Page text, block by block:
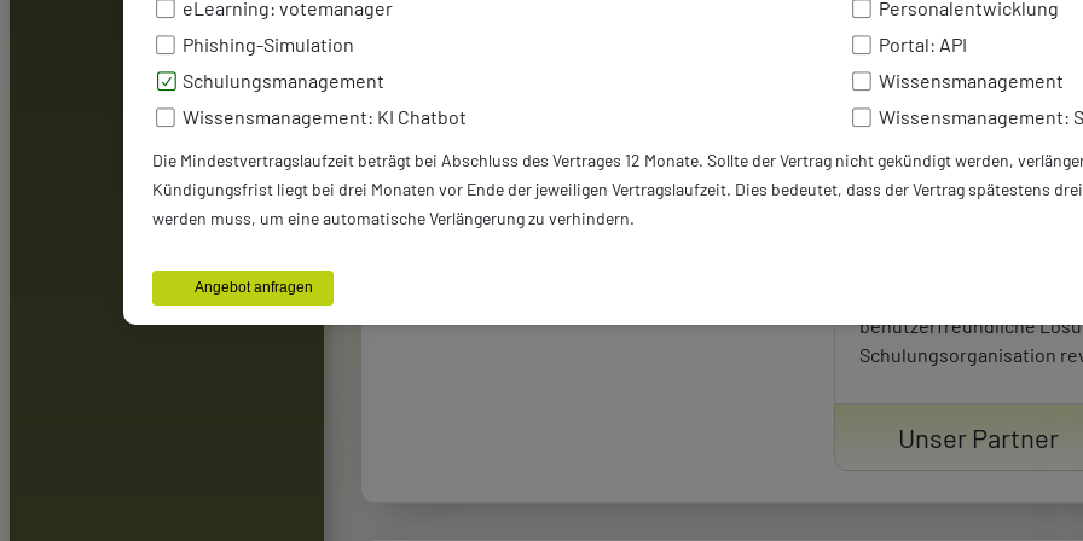
Weiterbildungsangebote
buchen können.
Effizienz Ihrer
bieten Sie Ihren
Möglichkeit, sich
weiterzuentwickeln. So
lernförderliches
benutzerfreundliche
Schulungsorganisation
Unser Partner
eLearning: votemanager
Personalentwicklung
Phishing-Simulation
Portal: API
Schulungsmanagement
Wissensmanagement
Wissensmanagement: KI Chatbot
Wissensmanagement:
Die Mindestvertragslaufzeit beträgt bei Abschluss des Vertrages 12 Monate. Sollte der Vertrag nicht gekündigt werden,
Kündigungsfrist liegt bei drei Monaten vor Ende der jeweiligen Vertragslaufzeit. Dies bedeutet, dass der Vertrag spätestens
werden muss, um eine automatische Verlängerung zu verhindern.
Angebot anfragen